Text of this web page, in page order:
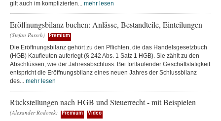
gilt auch im komplizierten... mehr lesen
Eröffnungsbilanz buchen: Anlässe, Bestandteile, Einteilungen
(Stefan Parsch) Premium
Die Eröffnungsbilanz gehört zu den Pflichten, die das Handelsgesetzbuch
(HGB) Kaufleuten auferlegt (§ 242 Abs. 1 Satz 1 HGB). Sie zählt zu den
Abschlüssen, wie der Jahresabschluss. Bei fortlaufender Geschäftstätigkeit
entspricht die Eröffnungsbilanz eines neuen Jahres der Schlussbilanz
des... mehr lesen
Rückstellungen nach HGB und Steuerrecht - mit Beispielen
(Alexander Rodosek) Premium Video